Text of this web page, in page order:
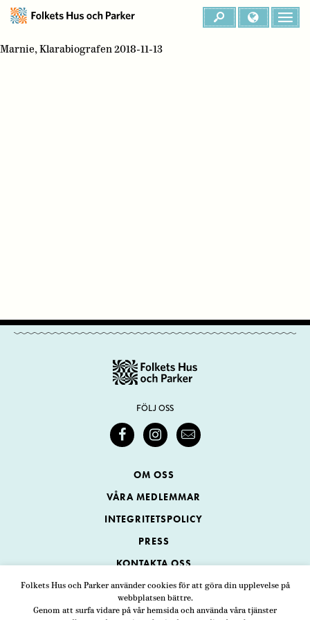
Folkets Hus och Parker använder cookies för att göra din upplevelse på
webbplatsen bättre.
Genom att surfa vidare på vår hemsida och använda våra tjänster
Marnie, Klarabiografen 2018-11-13
FÖLJ OSS
OM OSS
VÅRA MEDLEMMAR
INTEGRITETSPOLICY
PRESS
KONTAKTA OSS
Folkets Hus och Parker